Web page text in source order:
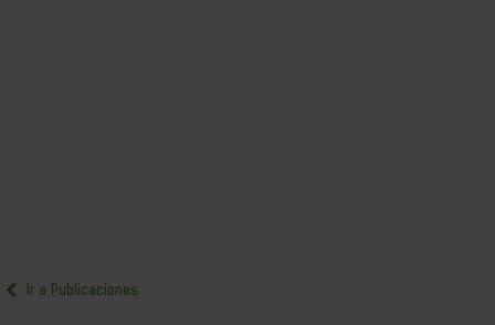
Ir a Publicaciones